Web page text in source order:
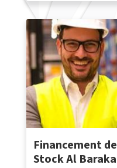
Financement de
Stock Al Baraka